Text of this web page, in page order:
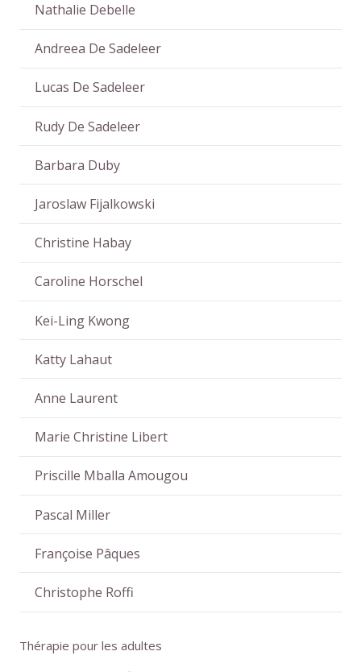
Nathalie Debelle
Andreea De Sadeleer
Lucas De Sadeleer
Rudy De Sadeleer
Barbara Duby
Jaroslaw Fijalkowski
Christine Habay
Caroline Horschel
Kei-Ling Kwong
Katty Lahaut
Anne Laurent
Marie Christine Libert
Priscille Mballa Amougou
Pascal Miller
Françoise Pâques
Christophe Roffi
Thérapie pour les adultes